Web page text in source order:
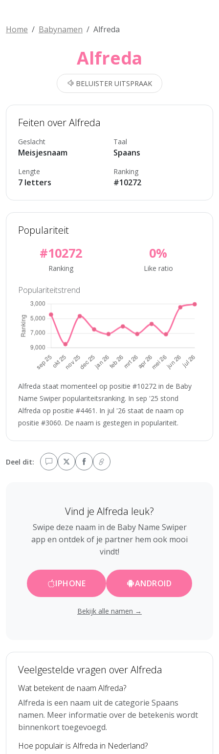
Home Babynamen Alfreda
Alfreda
BELUISTER UITSPRAAK
Feiten over Alfreda
Geslacht
Meisjesnaam
Taal
Spaans
Lengte
7 letters
Ranking
#10272
Populariteit
#10272
Ranking
0%
Like ratio
Populariteitstrend
Alfreda staat momenteel op positie #10272 in de Baby
Name Swiper populariteitsranking. In sep '25 stond
Alfreda op positie #4461. In jul '26 staat de naam op
positie #3060. De naam is gestegen in populariteit.
Deel dit:
Vind je Alfreda leuk?
Swipe deze naam in de Baby Name Swiper
app en ontdek of je partner hem ook mooi
vindt!
IPHONE ANDROID
Bekijk alle namen →
Veelgestelde vragen over Alfreda
Wat betekent de naam Alfreda?
Alfreda is een naam uit de categorie Spaans
namen. Meer informatie over de betekenis wordt
binnenkort toegevoegd.
Hoe populair is Alfreda in Nederland?